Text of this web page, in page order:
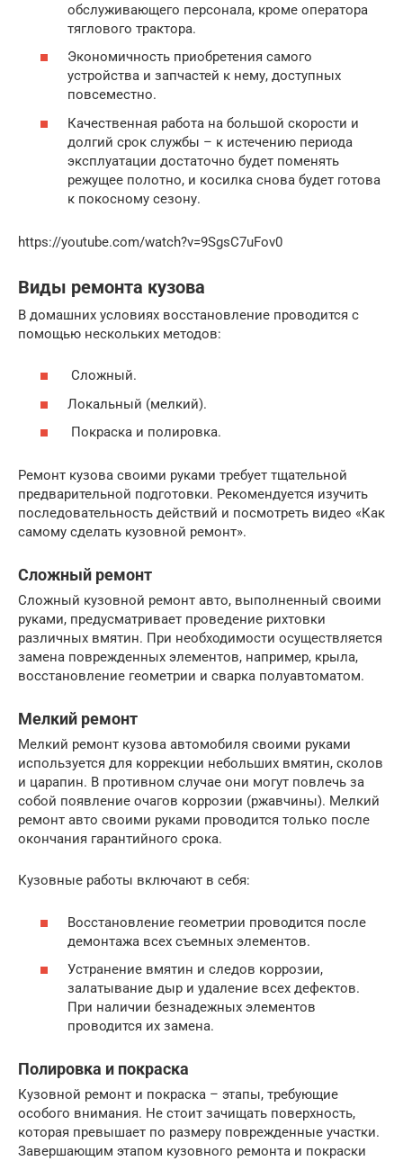
обслуживающего персонала, кроме оператора
тяглового трактора.
Экономичность приобретения самого
устройства и запчастей к нему, доступных
повсеместно.
Качественная работа на большой скорости и
долгий срок службы – к истечению периода
эксплуатации достаточно будет поменять
режущее полотно, и косилка снова будет готова
к покосному сезону.
https://youtube.com/watch?v=9SgsC7uFov0
Виды ремонта кузова
В домашних условиях восстановление проводится с
помощью нескольких методов:
Сложный.
Локальный (мелкий).
Покраска и полировка.
Ремонт кузова своими руками требует тщательной
предварительной подготовки. Рекомендуется изучить
последовательность действий и посмотреть видео «Как
самому сделать кузовной ремонт».
Сложный ремонт
Сложный кузовной ремонт авто, выполненный своими
руками, предусматривает проведение рихтовки
различных вмятин. При необходимости осуществляется
замена поврежденных элементов, например, крыла,
восстановление геометрии и сварка полуавтоматом.
Мелкий ремонт
Мелкий ремонт кузова автомобиля своими руками
используется для коррекции небольших вмятин, сколов
и царапин. В противном случае они могут повлечь за
собой появление очагов коррозии (ржавчины). Мелкий
ремонт авто своими руками проводится только после
окончания гарантийного срока.
Кузовные работы включают в себя:
Восстановление геометрии проводится после
демонтажа всех съемных элементов.
Устранение вмятин и следов коррозии,
залатывание дыр и удаление всех дефектов.
При наличии безнадежных элементов
проводится их замена.
Полировка и покраска
Кузовной ремонт и покраска – этапы, требующие
особого внимания. Не стоит зачищать поверхность,
которая превышает по размеру поврежденные участки.
Завершающим этапом кузовного ремонта и покраски